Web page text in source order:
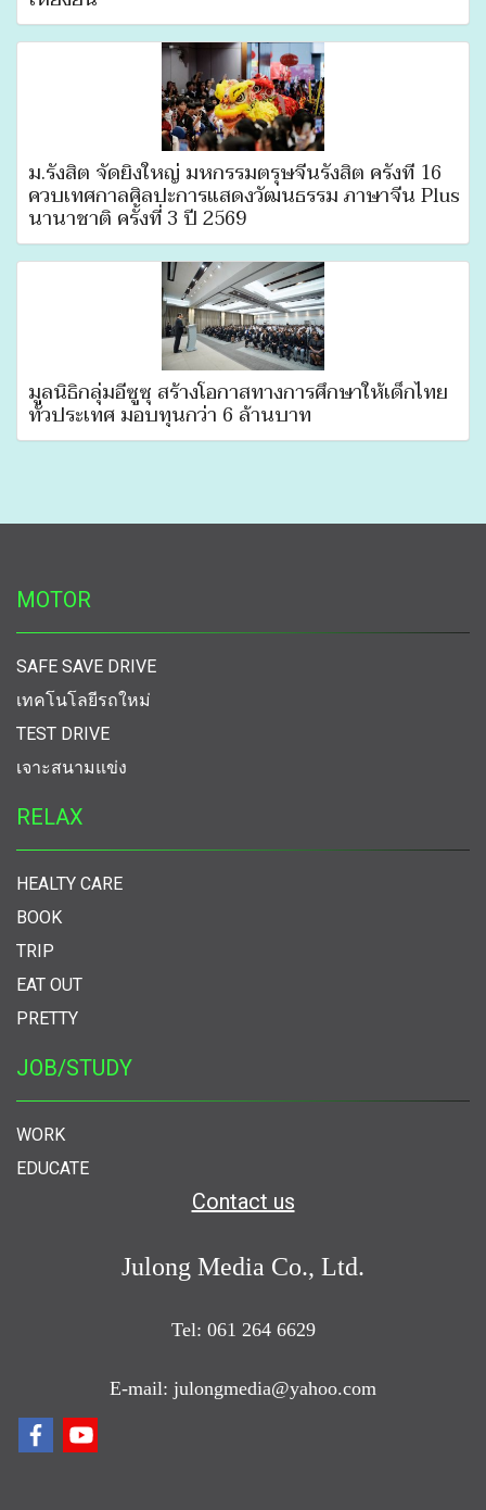
ม.รังสิต จัดยิ่งใหญ่ มหกรรมตรุษจีนรังสิต ครั้งที่ 16
ควบเทศกาลศิลปะการแสดงวัฒนธรรม ภาษาจีน Plus
นานาชาติ ครั้งที่ 3 ปี 2569
มูลนิธิกลุ่มอีซูซุ สร้างโอกาสทางการศึกษาให้เด็กไทย
ทั่วประเทศ มอบทุนกว่า 6 ล้านบาท
MOTOR
SAFE SAVE DRIVE
เทคโนโลยีรถใหม่
TEST DRIVE
เจาะสนามแข่ง
RELAX
HEALTY CARE
BOOK
TRIP
EAT OUT
PRETTY
JOB/STUDY
WORK
EDUCATE
Contact us
Julong Media Co., Ltd.
Tel: 061 264 6629
E-mail: julongmedia@yahoo.com